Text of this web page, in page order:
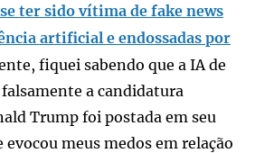
ter sido vítima de fake news
artificial e endossadas por
fiquei sabendo que a IA de
a candidatura
Trump foi postada em seu
meus medos em relação